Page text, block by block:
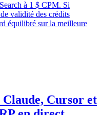
à 1 $ CPM. Si
validité des crédits
équilibré sur la meilleure
Cursor et